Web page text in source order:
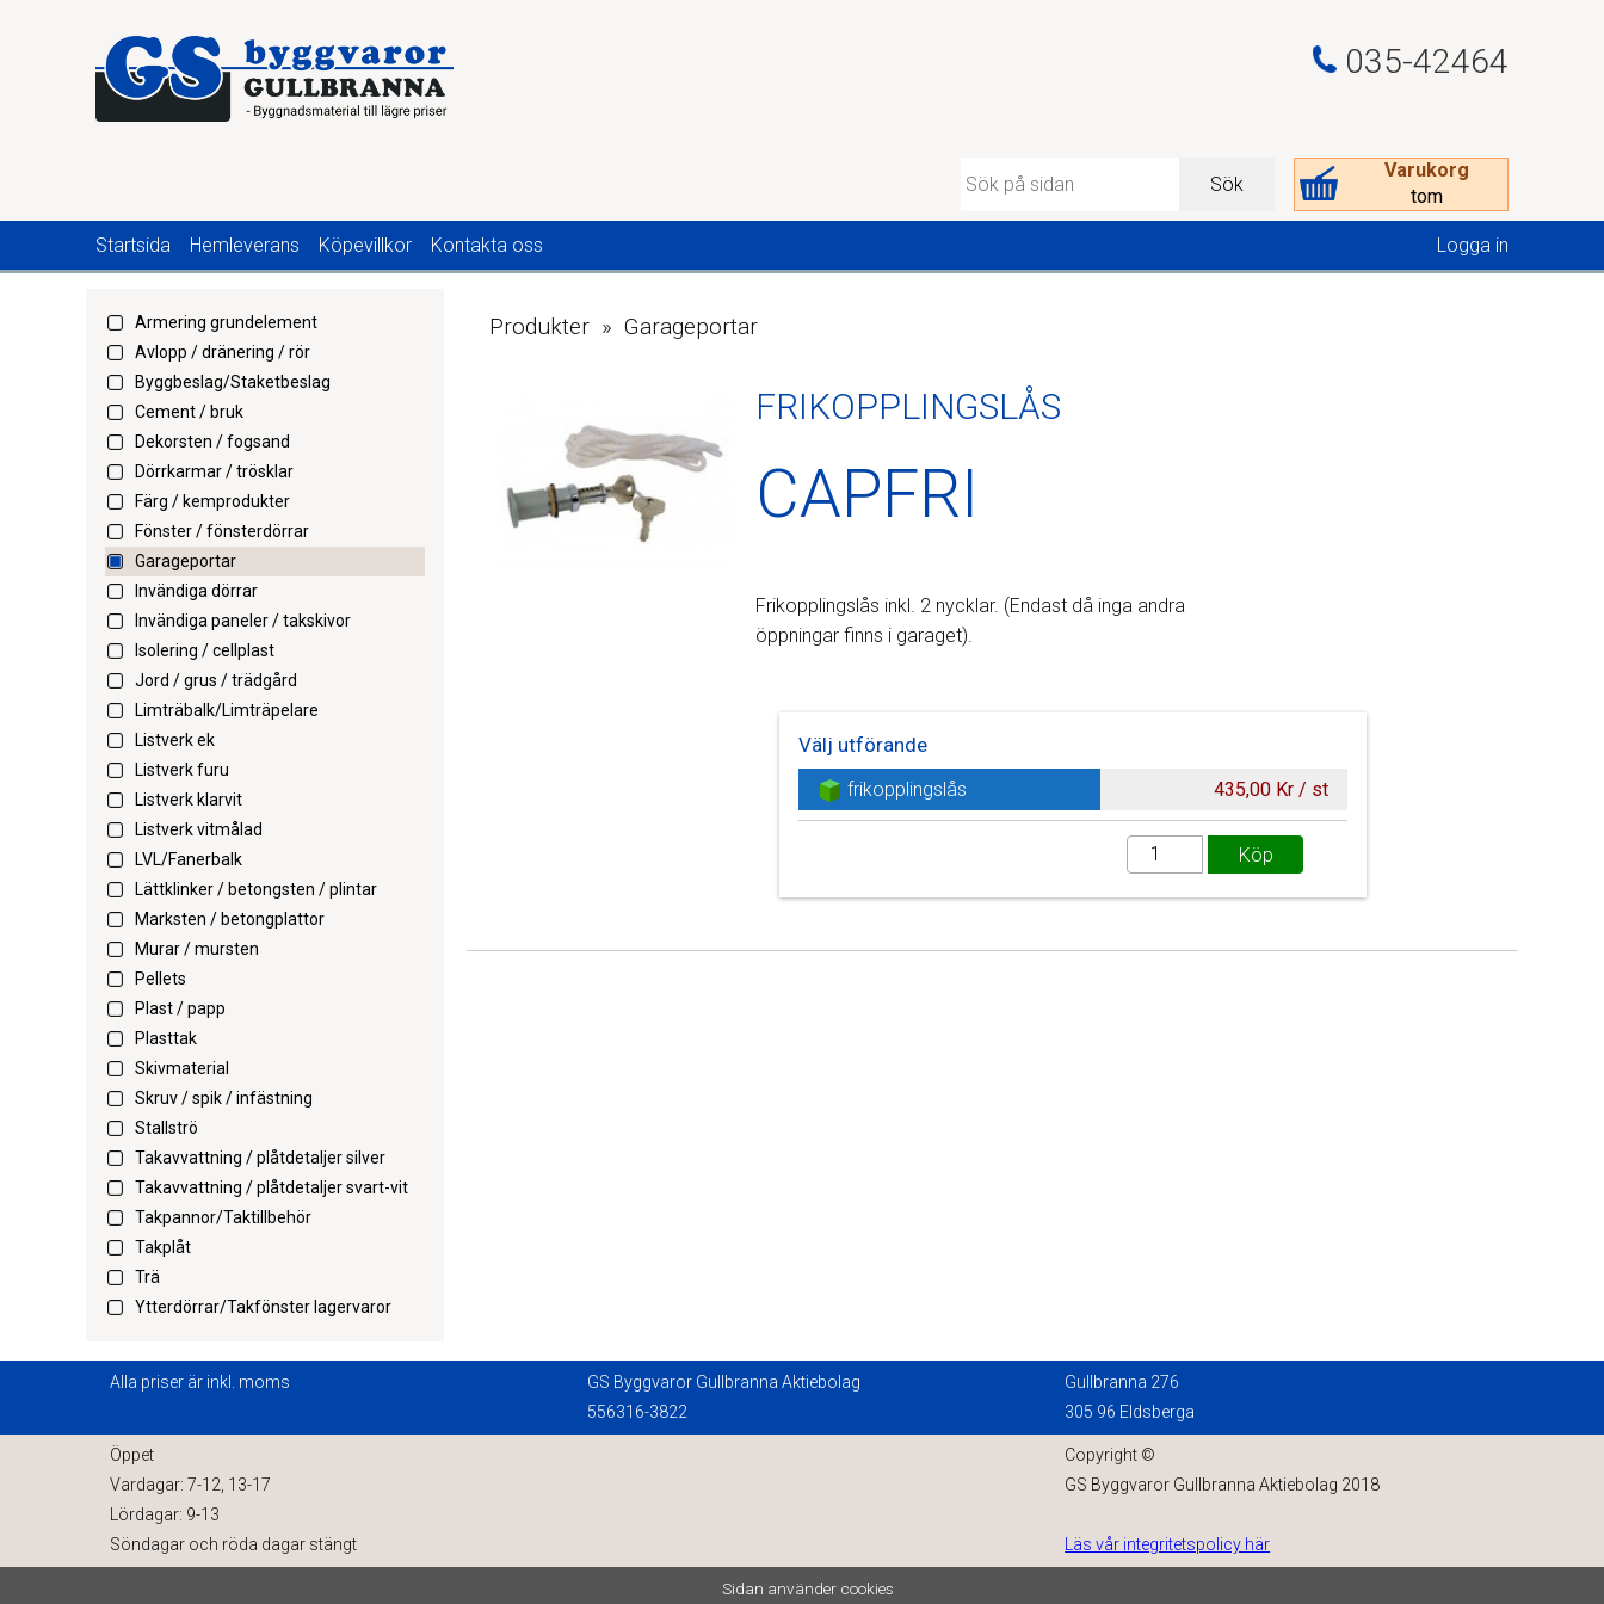
035-42464
Varukorg
tom
Sök
Startsida Hemleverans Köpevillkor Kontakta oss Logga in
Armering grundelement
Avlopp / dränering / rör
Byggbeslag/Staketbeslag
Cement / bruk
Dekorsten / fogsand
Dörrkarmar / trösklar
Färg / kemprodukter
Fönster / fönsterdörrar
Garageportar
Invändiga dörrar
Invändiga paneler / takskivor
Isolering / cellplast
Jord / grus / trädgård
Limträbalk/Limträpelare
Listverk ek
Listverk furu
Listverk klarvit
Listverk vitmålad
LVL/Fanerbalk
Lättklinker / betongsten / plintar
Marksten / betongplattor
Murar / mursten
Pellets
Plast / papp
Plasttak
Skivmaterial
Skruv / spik / infästning
Stallströ
Takavvattning / plåtdetaljer silver
Takavvattning / plåtdetaljer svart-vit
Takpannor/Taktillbehör
Takplåt
Trä
Ytterdörrar/Takfönster lagervaror
Produkter » Garageportar
FRIKOPPLINGSLÅS
CAPFRI
Frikopplingslås inkl. 2 nycklar. (Endast då inga andra
öppningar finns i garaget).
Välj utförande
frikopplingslås 435,00 Kr / st
Alla priser är inkl. moms
GS Byggvaror Gullbranna Aktiebolag
556316-3822
Gullbranna 276
305 96 Eldsberga
Öppet
Vardagar: 7-12, 13-17
Lördagar: 9-13
Söndagar och röda dagar stängt
Copyright ©
GS Byggvaror Gullbranna Aktiebolag 2018
Läs vår integritetspolicy här
Sidan använder cookies